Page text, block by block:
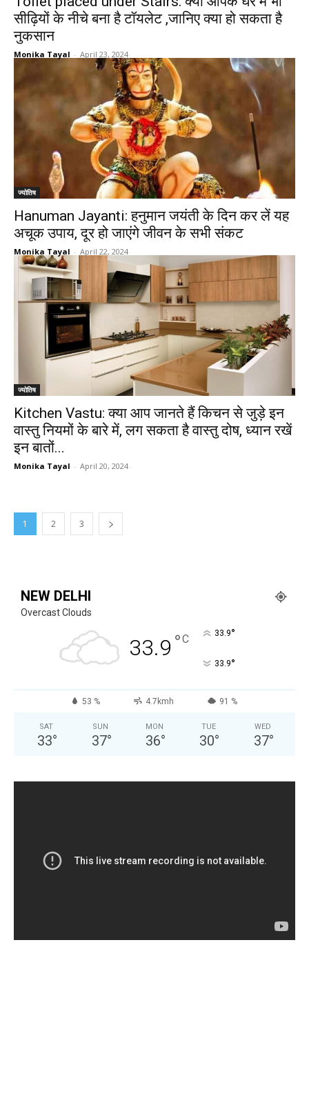
सीढ़ियों के नीचे बना है टॉयलेट ,जानिए क्या हो सकता है
नुकसान
Monika Tayal - April 23, 2024
ज्योतिष
Hanuman Jayanti: हनुमान जयंती के दिन कर लें यह
अचूक उपाय, दूर हो जाएंगे जीवन के सभी संकट
Monika Tayal - April 22, 2024
ज्योतिष
Kitchen Vastu: क्या आप जानते हैं किचन से जुड़े इन
वास्तु नियमों के बारे में, लग सकता है वास्तु दोष, ध्यान रखें
इन बातों...
Monika Tayal - April 20, 2024
1 2 3
NEW DELHI
Overcast Clouds
33.9 °C 33.9°
33.9°
53 % 4.7kmh 91 %
SAT
33°
SUN
37°
MON
36°
TUE
30°
WED
37°